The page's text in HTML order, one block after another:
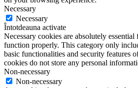
Necessary
Necessary
Întotdeauna activate
Necessary cookies are absolutely
function properly. This category only
basic functionalities and security features
cookies do not store any personal
Non-necessary
Non-necessary